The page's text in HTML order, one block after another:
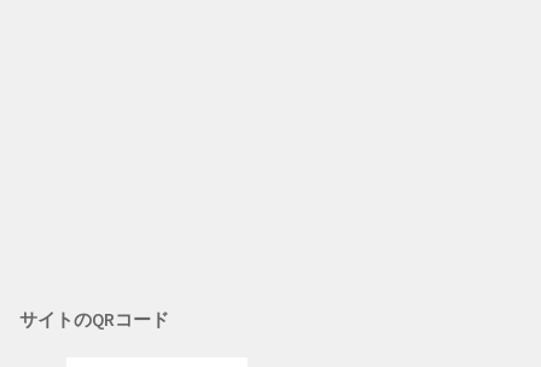
サイトのQRコード